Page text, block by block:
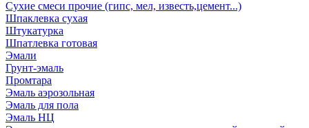
Сухие смеси прочие (гипс, мел, известь,цемент...)
Шпаклевка сухая
Штукатурка
Шпатлевка готовая
Эмали
Грунт-эмаль
Промтара
Эмаль аэрозольная
Эмаль для пола
Эмаль НЦ